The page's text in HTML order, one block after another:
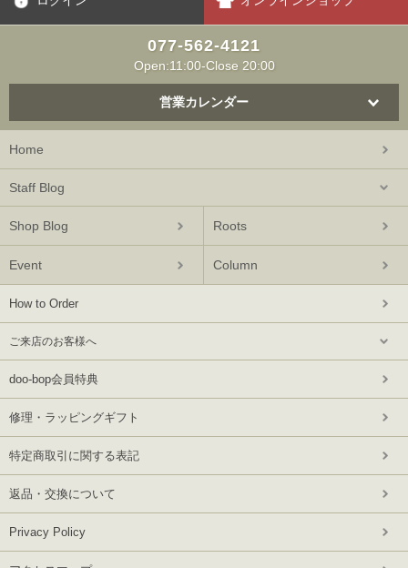
077-562-4121
Open:11:00-Close 20:00
営業カレンダー
Home
Staff Blog
Shop Blog Roots
Event Column
How to Order
ご来店のお客様へ
doo-bop会員特典
修理・ラッピングギフト
特定商取引に関する表記
返品・交換について
Privacy Policy